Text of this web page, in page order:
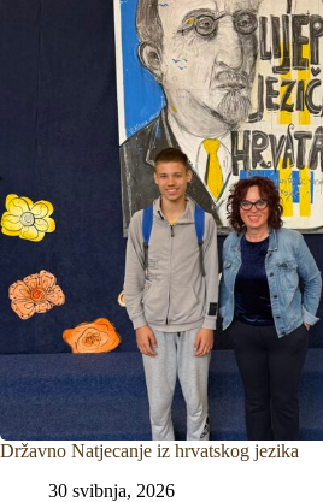
Državno Natjecanje iz hrvatskog jezika
30 svibnja, 2026